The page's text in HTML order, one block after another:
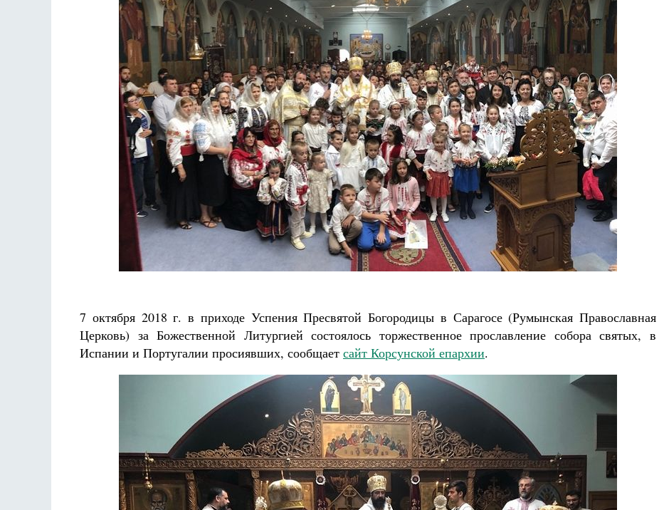
7 октября 2018 г. в приходе Успения Пресвятой Богородицы в Сарагосе (Румынская Православная
Церковь) за Божественной Литургией состоялось торжественное прославление собора святых, в
Испании и Португалии просиявших, сообщает сайт Корсунской епархии.
Разлуки не будет
Фредерика де Грааф Как найти своё место в жизни
Кирилл Мурышев
Великомученик Георгий Победоносец. Научись у
святого
Роман Котов